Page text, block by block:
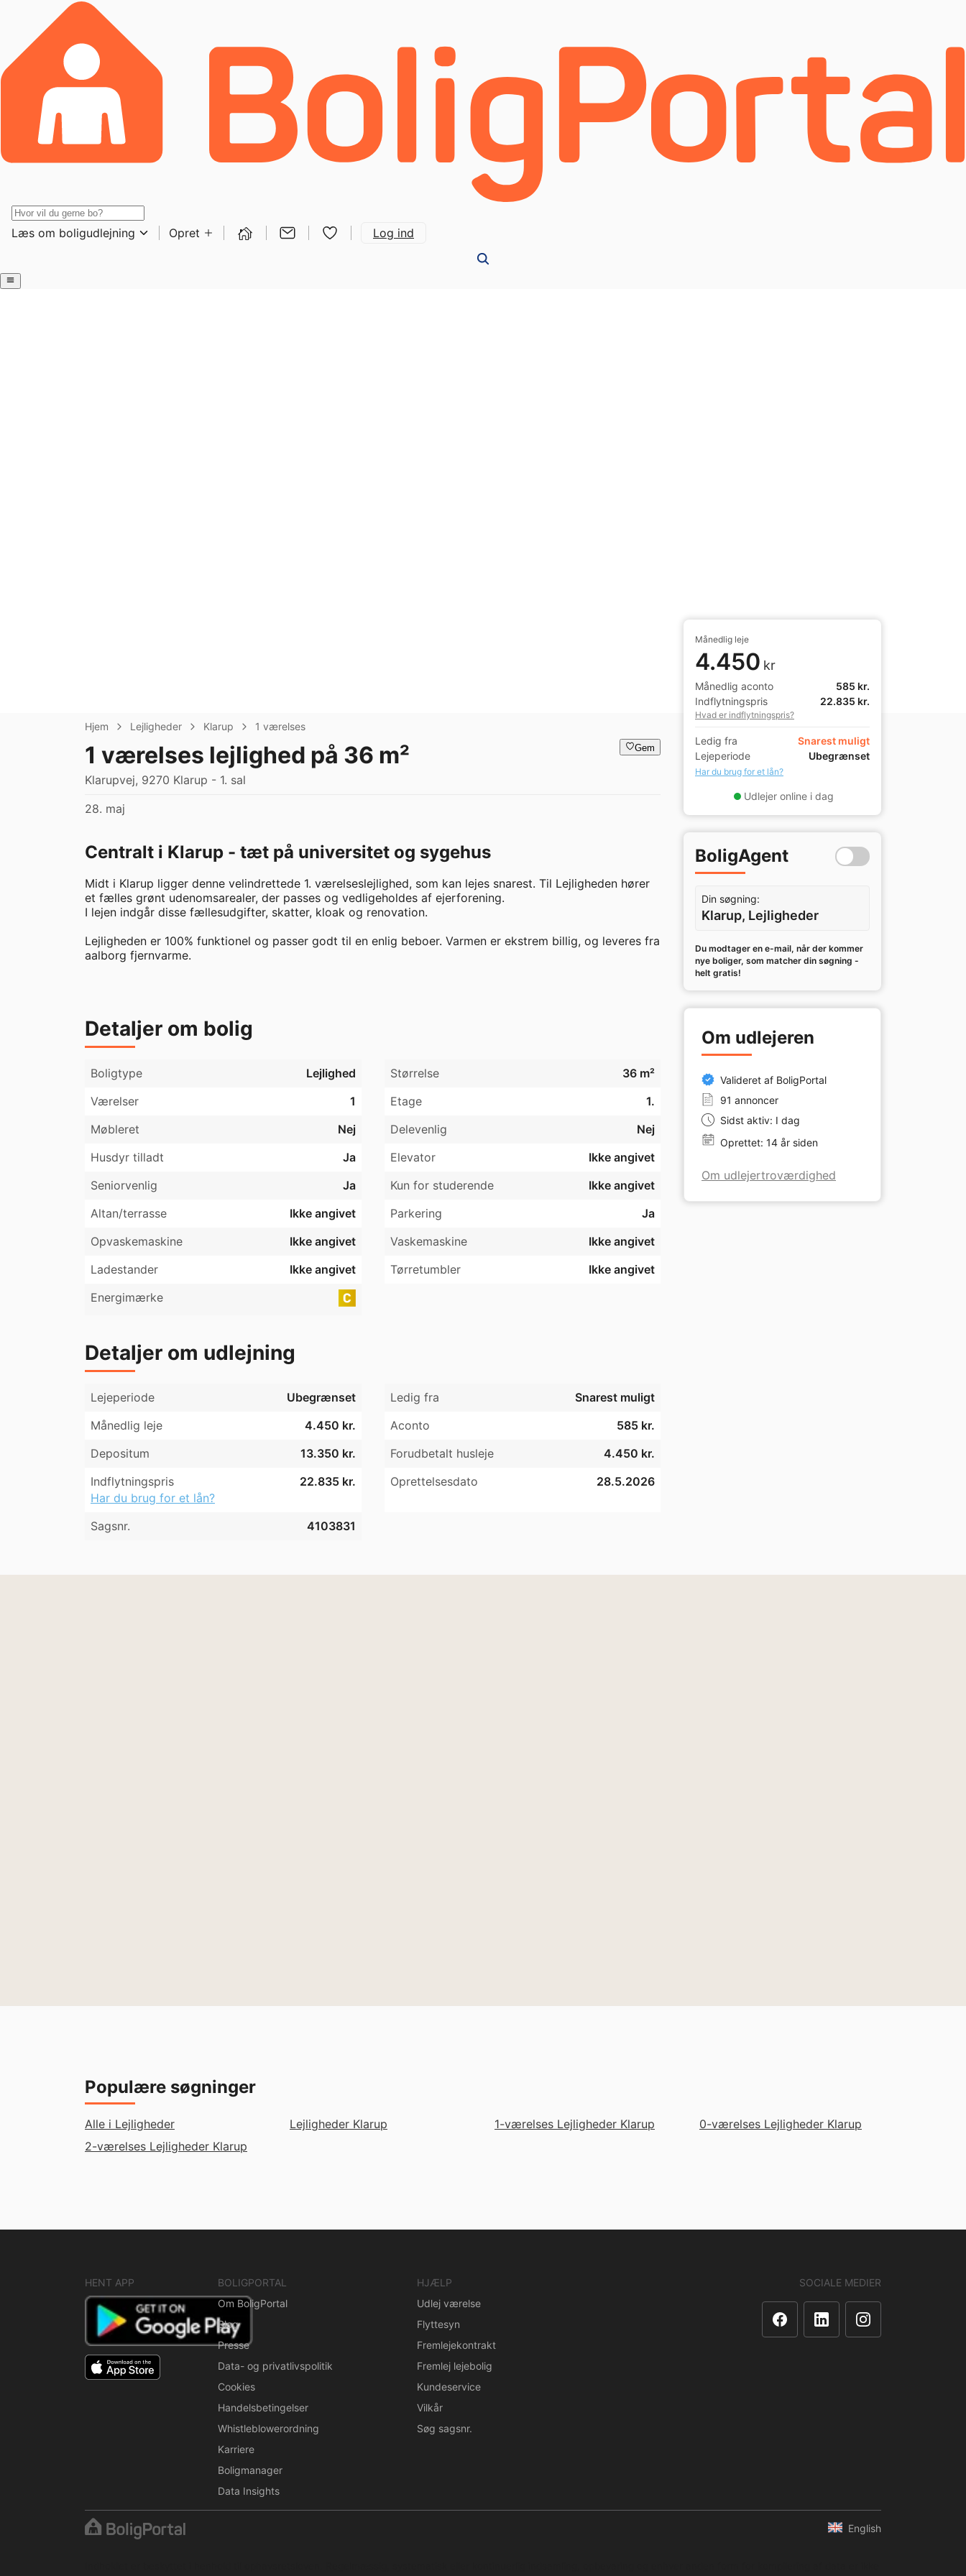
Læs om boligudlejning Opret Log ind
Hjem Lejligheder Klarup 1 værelses
1 værelses lejlighed på 36 m²
Klarupvej, 9270 Klarup - 1. sal
Gem
28. maj
Centralt i Klarup - tæt på universitet og sygehus
Midt i Klarup ligger denne velindrettede 1. værelseslejlighed, som kan lejes snarest. Til Lejligheden hører
et fælles grønt udenomsarealer, der passes og vedligeholdes af ejerforening.
I lejen indgår disse fællesudgifter, skatter, kloak og renovation.
Lejligheden er 100% funktionel og passer godt til en enlig beboer. Varmen er ekstrem billig, og leveres fra
aalborg fjernvarme.
Detaljer om bolig
Boligtype Lejlighed Størrelse
36 m²
Værelser
1 Etage
1.
Møbleret
Nej Delevenlig
Nej
Husdyr tilladt
Ja Elevator
Ikke angivet
Seniorvenlig
Ja Kun for studerende
Ikke angivet
Altan/terrasse
Ikke angivet Parkering
Ja
Opvaskemaskine
Ikke angivet Vaskemaskine
Ikke angivet
Ladestander
Ikke angivet Tørretumbler
Ikke angivet
Energimærke
Detaljer om udlejning
Lejeperiode Ubegrænset Ledig fra
Snarest muligt
Månedlig leje
4.450 kr. Aconto
585 kr.
Depositum
13.350 kr. Forudbetalt husleje
4.450 kr.
Indflytningspris
22.835 kr.
Har du brug for et lån?
Oprettelsesdato 28.5.2026
Sagsnr. 4103831
Månedlig leje
4.450 kr
Månedlig aconto
585 kr.
Indflytningspris
22.835 kr.
Hvad er indflytningspris?
Ledig fra
Snarest muligt
Lejeperiode
Ubegrænset
Har du brug for et lån?
Udlejer online i dag
BoligAgent
Din søgning:
Klarup, Lejligheder
Du modtager en e-mail, når der kommer
nye boliger, som matcher din søgning -
helt gratis!
Om udlejeren
Valideret af BoligPortal
91 annoncer
Sidst aktiv: I dag
Oprettet: 14 år siden
Om udlejertroværdighed
Populære søgninger
Alle i Lejligheder Lejligheder Klarup 1-værelses Lejligheder Klarup
0-værelses Lejligheder Klarup
2-værelses Lejligheder Klarup
HENT APP
BOLIGPORTAL
Om BoligPortal
Blog
Presse
Data- og privatlivspolitik
Cookies
Handelsbetingelser
Whistleblowerordning
Karriere
Boligmanager
Data Insights
HJÆLP
Udlej værelse
Flyttesyn
Fremlejekontrakt
Fremlej lejebolig
Kundeservice
Vilkår
Søg sagsnr.
SOCIALE MEDIER
English